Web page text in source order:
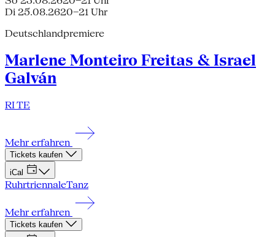
Di 25.08.2620–21 Uhr
Deutschlandpremiere
Marlene Monteiro Freitas & Israel
Galván
RI TE
Mehr erfahren
Tickets kaufen
iCal
RuhrtriennaleTanz
Mehr erfahren
Tickets kaufen